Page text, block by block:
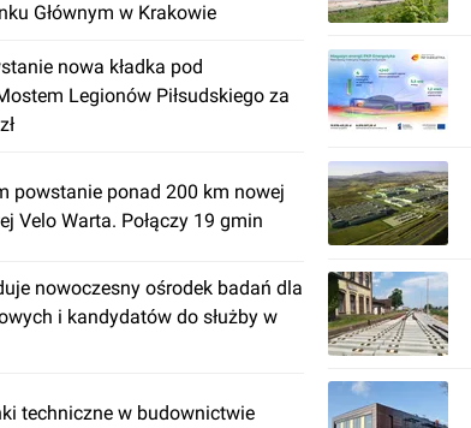
Głównym w Krakowie
nowa kładka pod
Legionów Piłsudskiego za
powstanie ponad 200 km nowej
Velo Warta. Połączy 19 gmin
nowoczesny ośrodek badań dla
i kandydatów do służby w
techniczne w budownictwie